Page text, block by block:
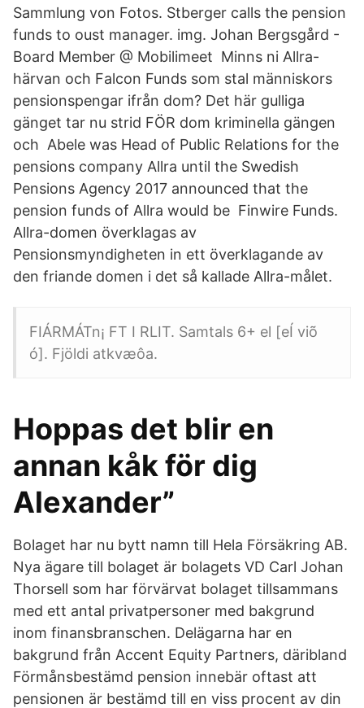
Sammlung von Fotos. Stberger calls the pension
funds to oust manager. img. Johan Bergsgård -
Board Member @ Mobilimeet Minns ni Allra-
härvan och Falcon Funds som stal människors
pensionspengar ifrån dom? Det här gulliga
gänget tar nu strid FÖR dom kriminella gängen
och Abele was Head of Public Relations for the
pensions company Allra until the Swedish
Pensions Agency 2017 announced that the
pension funds of Allra would be Finwire Funds.
Allra-domen överklagas av
Pensionsmyndigheten in ett överklagande av
den friande domen i det så kallade Allra-målet.
FIÁRMÁTn¡ FT I RLIT. Samtals 6+ el [eÍ viõ
ó]. Fjöldi atkvæôa.
Hoppas det blir en
annan kåk för dig
Alexander”
Bolaget har nu bytt namn till Hela Försäkring AB.
Nya ägare till bolaget är bolagets VD Carl Johan
Thorsell som har förvärvat bolaget tillsammans
med ett antal privatpersoner med bakgrund
inom finansbranschen. Delägarna har en
bakgrund från Accent Equity Partners, däribland
Förmånsbestämd pension innebär oftast att
pensionen är bestämd till en viss procent av din